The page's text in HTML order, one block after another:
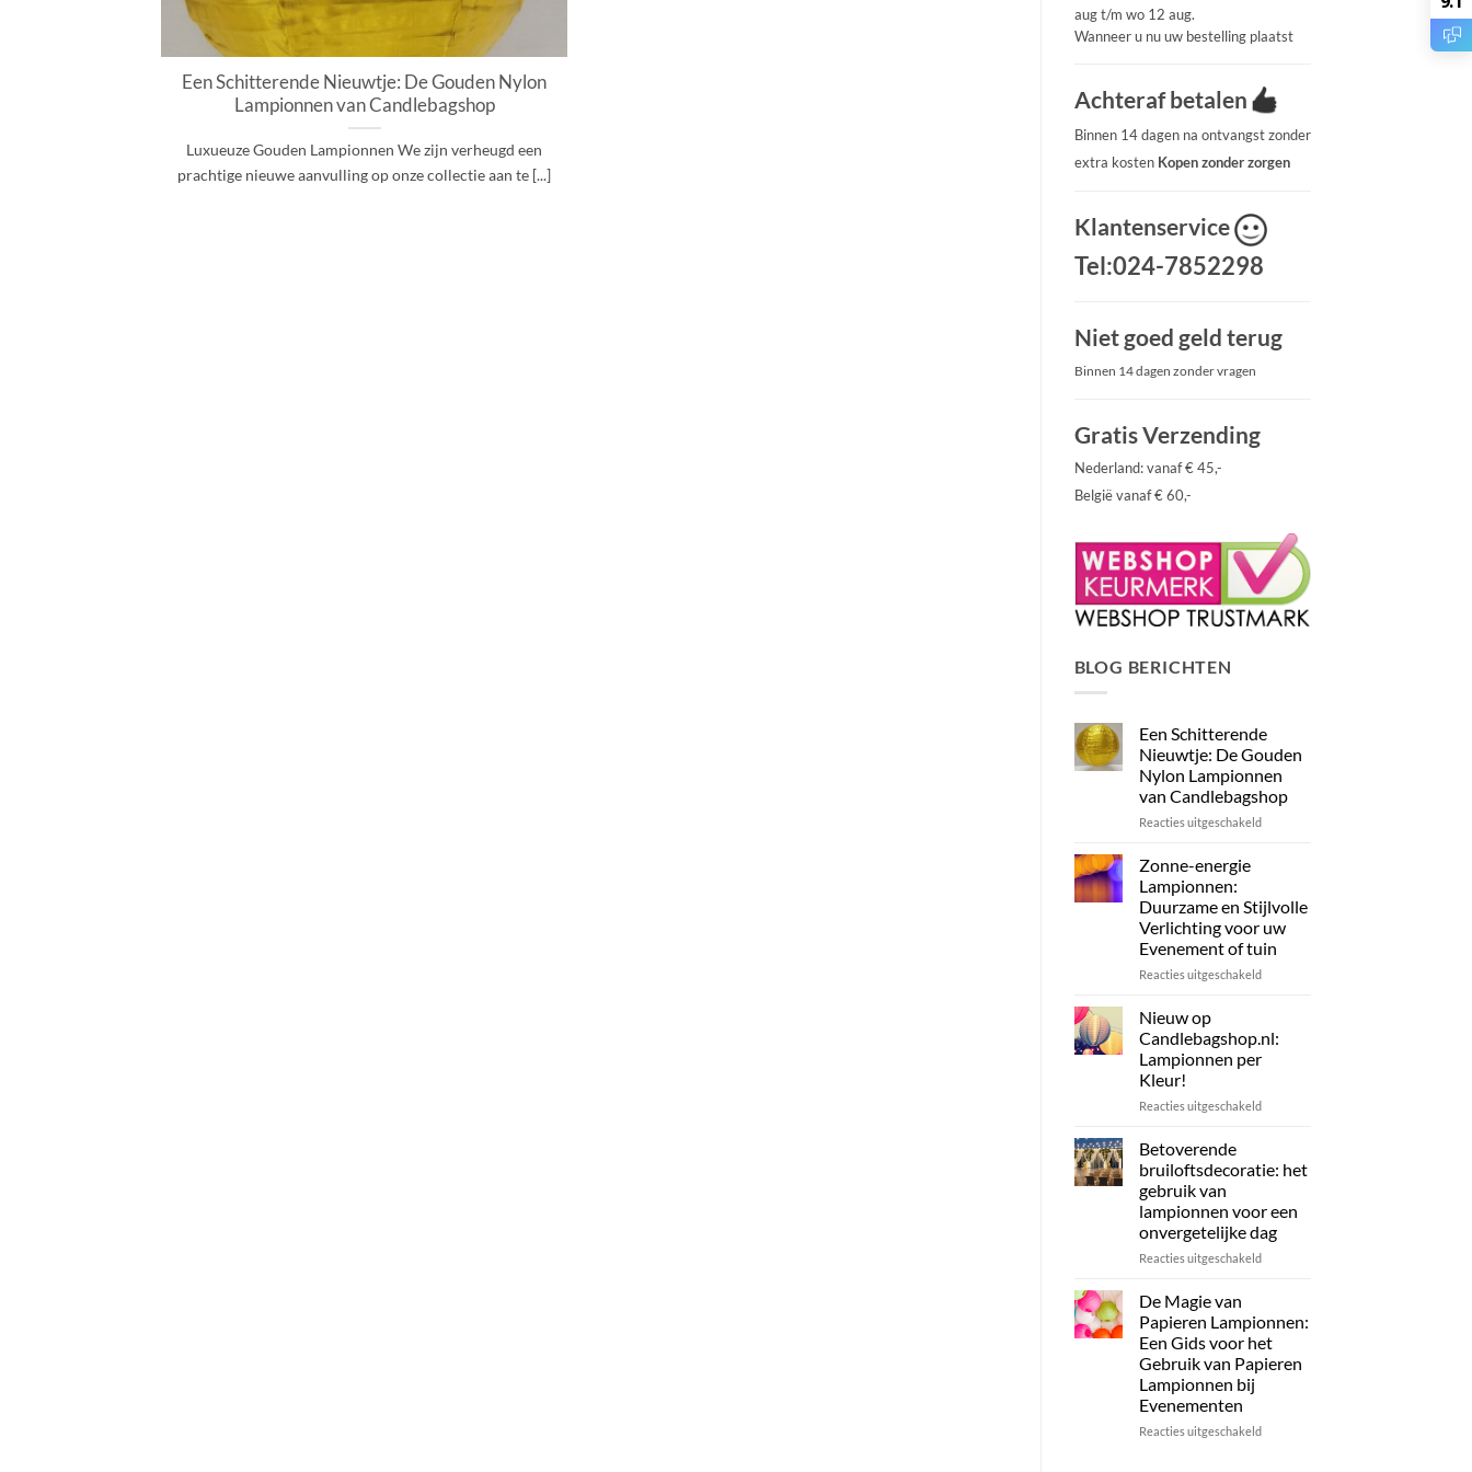
Een Schitterende Nieuwtje: De Gouden Nylon
Lampionnen van Candlebagshop
Luxueuze Gouden Lampionnen We zijn verheugd een
prachtige nieuwe aanvulling op onze collectie aan te [...]
aug t/m wo 12 aug.
Wanneer u nu uw bestelling plaatst
Achteraf betalen
Binnen 14 dagen na ontvangst zonder
extra kosten Kopen zonder zorgen
Klantenservice
Tel:024-7852298
Niet goed geld terug
Binnen 14 dagen zonder vragen
Gratis Verzending
Nederland: vanaf € 45,-
België vanaf € 60,-
BLOG BERICHTEN
Een Schitterende
Nieuwtje: De Gouden
Nylon Lampionnen
van Candlebagshop
Reacties uitgeschakeldvoor
Gouden
Nylon
Lampionnen
van
Zonne-energie
Lampionnen:
Duurzame en Stijlvolle
Verlichting voor uw
Evenement of tuin
Reacties uitgeschakeldvoor
Duurzame
Verlichting
of
Nieuw op
Candlebagshop.nl:
Lampionnen per
Kleur!
Reacties uitgeschakeldvoor
Lampionnen
Kleur!
Betoverende
bruiloftsdecoratie: het
gebruik van
lampionnen voor een
onvergetelijke dag
Reacties uitgeschakeldvoor
gebruik
van
lampionnen
onvergetelijke
De Magie van
Papieren Lampionnen:
Een Gids voor het
Gebruik van Papieren
Lampionnen bij
Evenementen
Reacties uitgeschakeldvoor